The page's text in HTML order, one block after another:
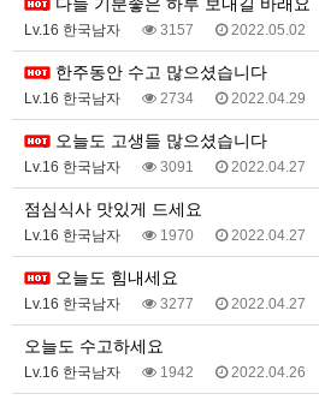
Lv.16 한국남자 3157 2022.05.02
한주동안 수고 많으셨습니다
Lv.16 한국남자 2734 2022.04.29
오늘도 고생들 많으셨습니다
Lv.16 한국남자 3091 2022.04.27
점심식사 맛있게 드세요
Lv.16 한국남자 1970 2022.04.27
오늘도 힘내세요
Lv.16 한국남자 3277 2022.04.27
오늘도 수고하세요
Lv.16 한국남자 1942 2022.04.26